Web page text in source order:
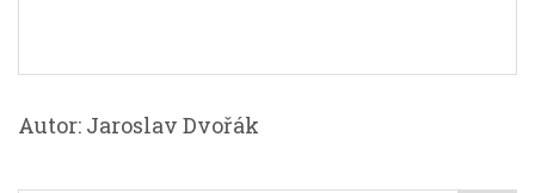
Autor: Jaroslav Dvořák